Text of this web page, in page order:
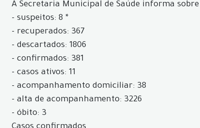
A Secretaria Municipal de Saúde informa
- suspeitos: 8 *
- recuperados: 367
- descartados: 1806
- confirmados: 381
- casos ativos: 11
- acompanhamento domiciliar: 38
- alta de acompanhamento: 3226
- óbito: 3